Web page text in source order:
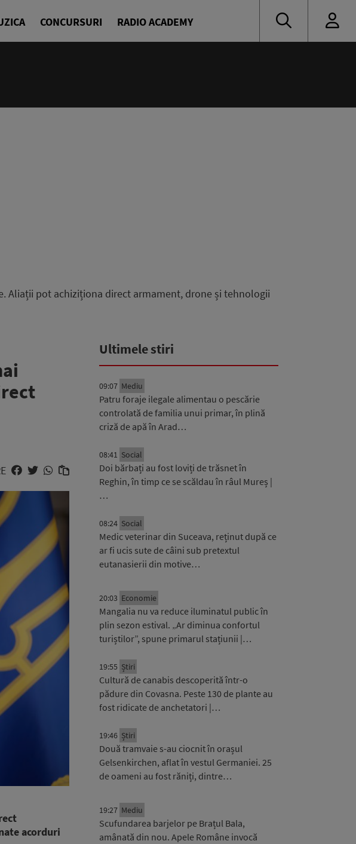
CONCURSURI RADIO ACADEMY
Aliații pot achiziționa direct armament, drone și tehnologii
acorduri
Ultimele stiri
09:07 Mediu
Patru foraje ilegale alimentau o pescărie
controlată de familia unui primar, în plină
criză de apă în Arad…
08:41 Social
Doi bărbați au fost loviți de trăsnet în
Reghin, în timp ce se scăldau în râul Mureș |
…
08:24 Social
Medic veterinar din Suceava, reținut după ce
ar fi ucis sute de câini sub pretextul
eutanasierii din motive…
20:03 Economie
Mangalia nu va reduce iluminatul public în
plin sezon estival. „Ar diminua confortul
turiștilor”, spune primarul stațiunii |…
19:55 Știri
Cultură de canabis descoperită într-o
pădure din Covasna. Peste 130 de plante au
fost ridicate de anchetatori |…
19:46 Știri
Două tramvaie s-au ciocnit în orașul
Gelsenkirchen, aflat în vestul Germaniei. 25
de oameni au fost răniți, dintre…
19:27 Mediu
Scufundarea barjelor pe Brațul Bala,
amânată din nou. Apele Române invocă